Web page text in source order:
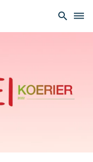
search dehaze